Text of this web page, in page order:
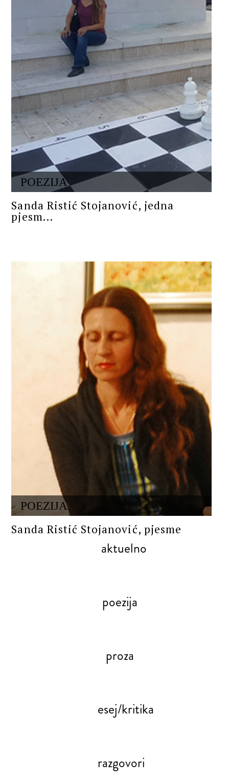
POEZIJA
Sanda Ristić Stojanović, jedna
pjesm...
POEZIJA
Sanda Ristić Stojanović, pjesme
aktuelno
poezija
proza
esej/kritika
razgovori